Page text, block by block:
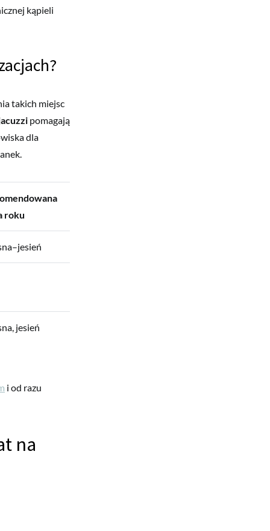
kąpieli
takich miejsc
pomagają
dla
roku
jesień
i od razu
na